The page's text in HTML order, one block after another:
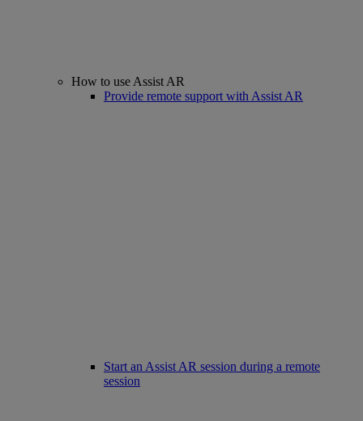
How to use Assist AR
Provide remote support with Assist AR
Start an Assist AR session during a remote
session